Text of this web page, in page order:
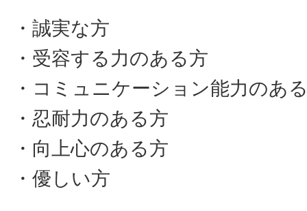
・誠実な方
・受容する力のある方
・コミュニケーション能力のあ
・忍耐力のある方
・向上心のある方
・優しい方